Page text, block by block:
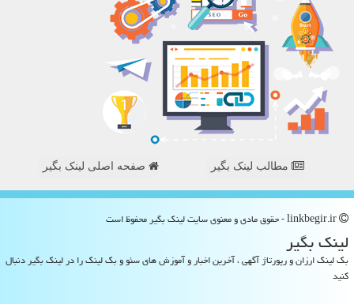
مطالب لینک بگیر صفحه اصلی لینک بگیر
لینك بگیر
بک لینک ارزان و رپورتاژ آگهی ، آخرین اخبار و آموزش های سئو و بک لینک را در لینک بگیر دنبال
کنید